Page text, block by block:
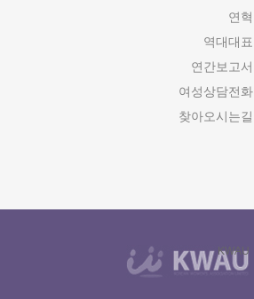
연혁
역대대표
연간보고서
여성상담전화
찾아오시는길
KWAU